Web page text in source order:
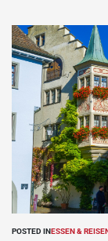
POSTED INESSEN &